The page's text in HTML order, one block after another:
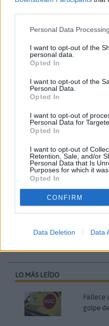
Personal Data
I want to opt-out of the
personal data.
Opted In
I want to opt-out of the
Personal Data.
Opted In
I want to opt-out of
Personal Data for
Opted In
I want to opt-out of
Retention, Sale, and/or
Personal Data that Is
Purposes for which it was
Opted In
CONFIRM
Data Deletion Data
les "gustaría" pero al
que los servicios de
"contundente",
encuentra bajo secreto de
En esa línea ha
urgencia" que
que se descongestionen
"casi al 200%" desde
86 recursos que
menores y hay algunos
ayuda y auxilio del
autónomas", ha indicado.
LO MÁS LEÍDO
Fallece
golpe